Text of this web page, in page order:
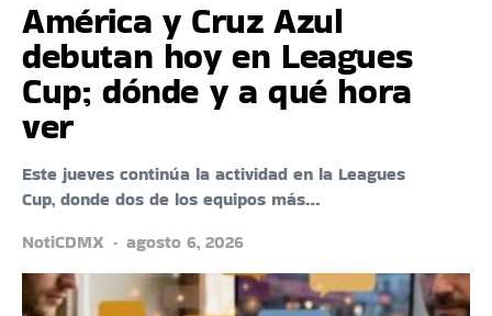
América y Cruz Azul
debutan hoy en Leagues
Cup; dónde y a qué hora
ver
Este jueves continúa la actividad en la Leagues
Cup, donde dos de los equipos más…
NotiCDMX
agosto 6, 2026